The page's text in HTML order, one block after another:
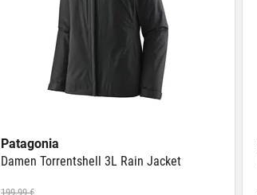
Patagonia
Damen Torrentshell 3L Rain Jacket
199,99 €